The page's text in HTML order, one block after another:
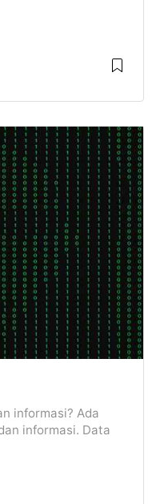
informasi? Ada
informasi. Data